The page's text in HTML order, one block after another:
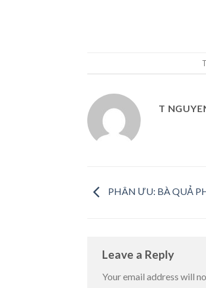
T
PHÂN ƯU: BÀ QUẢ
Leave a Reply
Your email address will